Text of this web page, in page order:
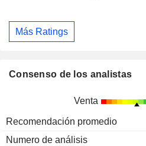
Más Ratings
Consenso de los analistas
Venta
Recomendación promedio
Numero de análisis